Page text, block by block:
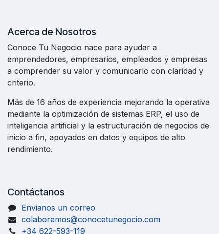
Acerca de Nosotros
Conoce Tu Negocio nace para ayudar a
emprendedores, empresarios, empleados y empresas
a comprender su valor y comunicarlo con claridad y
criterio.
Más de 16 años de experiencia mejorando la operativa
mediante la optimización de sistemas ERP, el uso de
inteligencia artificial y la estructuración de negocios de
inicio a fin, apoyados en datos y equipos de alto
rendimiento.
Contáctanos
Envianos un correo
colaboremos@conocetunegocio.com
+34 622-593-119